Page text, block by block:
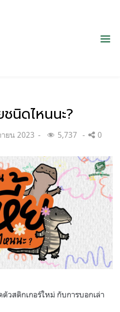
ชนิดไหนนะ?
ยน 2023 5,737 0
วสติกเกอร์ใหม่ กับการบอกเล่า